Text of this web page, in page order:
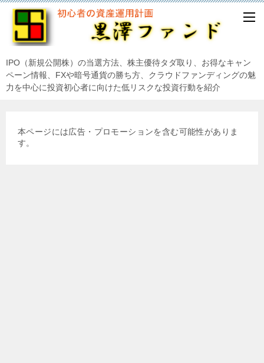
IPO（新規公開株）の当選方法、株主優待タダ取り、お得なキャン
ペーン情報、FXや暗号通貨の勝ち方、クラウドファンディングの魅
力を中心に投資初心者に向けた低リスクな投資行動を紹介
本ページには広告・プロモーションを含む可能性がありま
す。